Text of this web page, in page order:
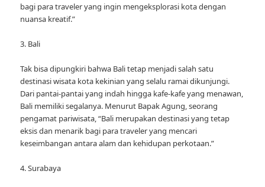
bagi para traveler yang ingin mengeksplorasi kota dengan
nuansa kreatif.”
3. Bali
Tak bisa dipungkiri bahwa Bali tetap menjadi salah satu
destinasi wisata kota kekinian yang selalu ramai dikunjungi.
Dari pantai-pantai yang indah hingga kafe-kafe yang menawan,
Bali memiliki segalanya. Menurut Bapak Agung, seorang
pengamat pariwisata, “Bali merupakan destinasi yang tetap
eksis dan menarik bagi para traveler yang mencari
keseimbangan antara alam dan kehidupan perkotaan.”
4. Surabaya